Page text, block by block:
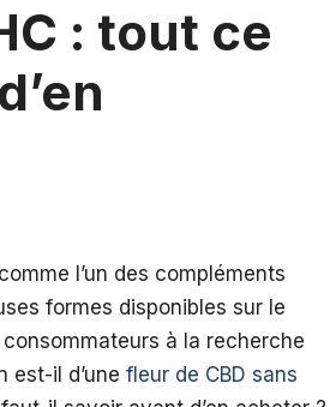
: tout ce
l’un des compléments
formes disponibles sur le
à la recherche
est-il d’une fleur de CBD sans